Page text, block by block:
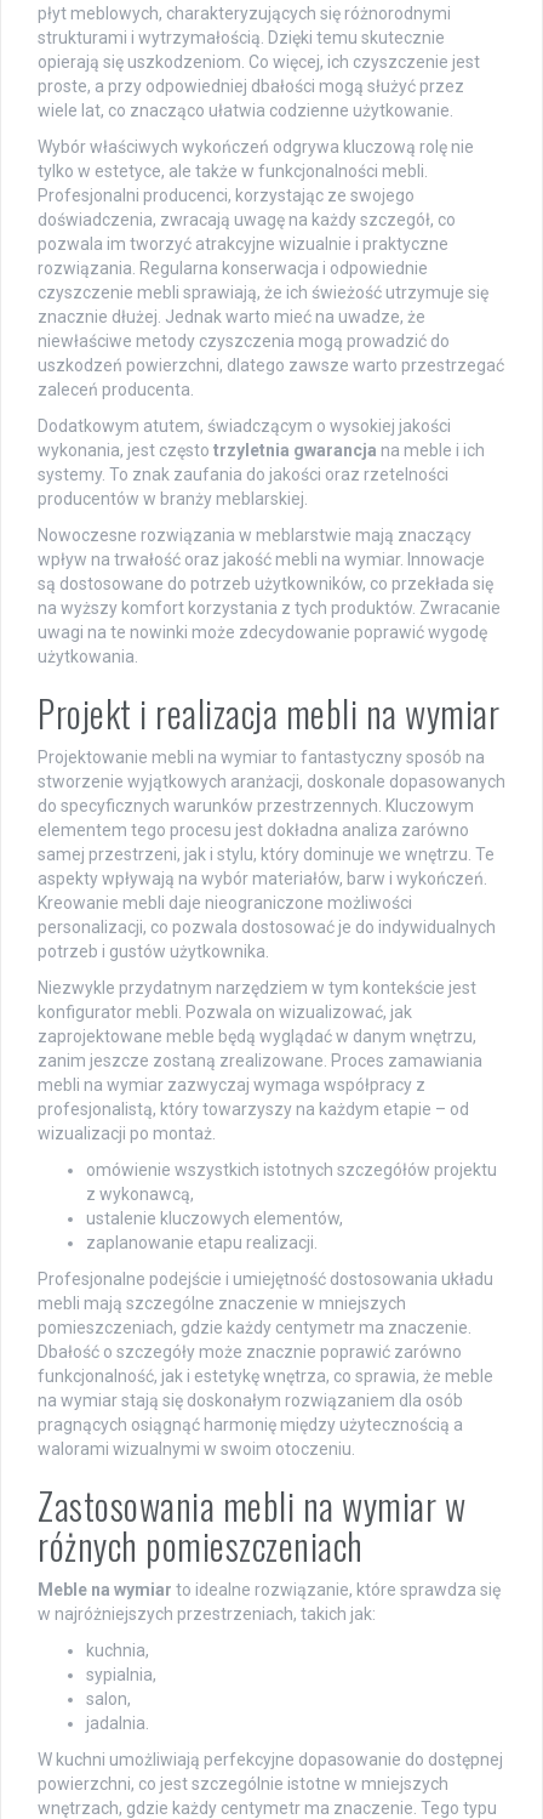
płyt meblowych, charakteryzujących się różnorodnymi
strukturami i wytrzymałością. Dzięki temu skutecznie
opierają się uszkodzeniom. Co więcej, ich czyszczenie jest
proste, a przy odpowiedniej dbałości mogą służyć przez
wiele lat, co znacząco ułatwia codzienne użytkowanie.
Wybór właściwych wykończeń odgrywa kluczową rolę nie
tylko w estetyce, ale także w funkcjonalności mebli.
Profesjonalni producenci, korzystając ze swojego
doświadczenia, zwracają uwagę na każdy szczegół, co
pozwala im tworzyć atrakcyjne wizualnie i praktyczne
rozwiązania. Regularna konserwacja i odpowiednie
czyszczenie mebli sprawiają, że ich świeżość utrzymuje się
znacznie dłużej. Jednak warto mieć na uwadze, że
niewłaściwe metody czyszczenia mogą prowadzić do
uszkodzeń powierzchni, dlatego zawsze warto przestrzegać
zaleceń producenta.
Dodatkowym atutem, świadczącym o wysokiej jakości
wykonania, jest często trzyletnia gwarancja na meble i ich
systemy. To znak zaufania do jakości oraz rzetelności
producentów w branży meblarskiej.
Nowoczesne rozwiązania w meblarstwie mają znaczący
wpływ na trwałość oraz jakość mebli na wymiar. Innowacje
są dostosowane do potrzeb użytkowników, co przekłada się
na wyższy komfort korzystania z tych produktów. Zwracanie
uwagi na te nowinki może zdecydowanie poprawić wygodę
użytkowania.
Projekt i realizacja mebli na wymiar
Projektowanie mebli na wymiar to fantastyczny sposób na
stworzenie wyjątkowych aranżacji, doskonale dopasowanych
do specyficznych warunków przestrzennych. Kluczowym
elementem tego procesu jest dokładna analiza zarówno
samej przestrzeni, jak i stylu, który dominuje we wnętrzu. Te
aspekty wpływają na wybór materiałów, barw i wykończeń.
Kreowanie mebli daje nieograniczone możliwości
personalizacji, co pozwala dostosować je do indywidualnych
potrzeb i gustów użytkownika.
Niezwykle przydatnym narzędziem w tym kontekście jest
konfigurator mebli. Pozwala on wizualizować, jak
zaprojektowane meble będą wyglądać w danym wnętrzu,
zanim jeszcze zostaną zrealizowane. Proces zamawiania
mebli na wymiar zazwyczaj wymaga współpracy z
profesjonalistą, który towarzyszy na każdym etapie – od
wizualizacji po montaż.
omówienie wszystkich istotnych szczegółów projektu
z wykonawcą,
ustalenie kluczowych elementów,
zaplanowanie etapu realizacji.
Profesjonalne podejście i umiejętność dostosowania układu
mebli mają szczególne znaczenie w mniejszych
pomieszczeniach, gdzie każdy centymetr ma znaczenie.
Dbałość o szczegóły może znacznie poprawić zarówno
funkcjonalność, jak i estetykę wnętrza, co sprawia, że meble
na wymiar stają się doskonałym rozwiązaniem dla osób
pragnących osiągnąć harmonię między użytecznością a
walorami wizualnymi w swoim otoczeniu.
Zastosowania mebli na wymiar w
różnych pomieszczeniach
Meble na wymiar to idealne rozwiązanie, które sprawdza się
w najróżniejszych przestrzeniach, takich jak:
kuchnia,
sypialnia,
salon,
jadalnia.
W kuchni umożliwiają perfekcyjne dopasowanie do dostępnej
powierzchni, co jest szczególnie istotne w mniejszych
wnętrzach, gdzie każdy centymetr ma znaczenie. Tego typu